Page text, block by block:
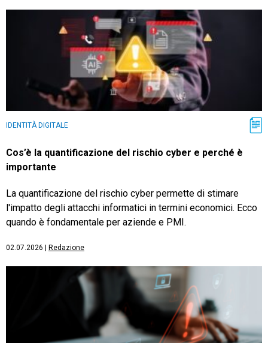
IDENTITÀ DIGITALE
Cos’è la quantificazione del rischio cyber e perché è
importante
La quantificazione del rischio cyber permette di stimare
l'impatto degli attacchi informatici in termini economici. Ecco
quando è fondamentale per aziende e PMI.
02.07.2026 Redazione